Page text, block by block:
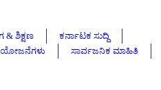
& ಶಿಕ್ಷಣ
ಕರ್ನಾಟಕ ಸುದ್ದಿ
ಯೋಜನೆಗಳು
ಸಾರ್ವಜನಿಕ ಮಾಹಿತಿ